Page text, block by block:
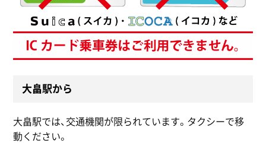
大畠駅から
大畠駅では、交通機関が限られています。タクシーで移
動ください。